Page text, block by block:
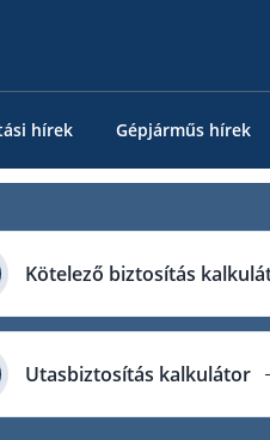
hírek Gépjárműs hírek
Kötelező biztosítás
Utasbiztosítás kalkulátor